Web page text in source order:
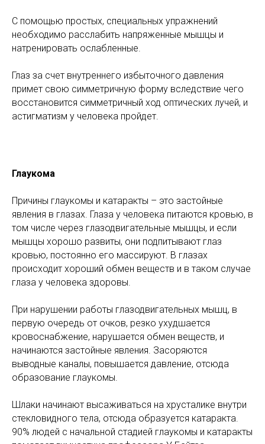
С помощью простых, специальных упражнений
необходимо расслабить напряженные мышцы и
натренировать ослабленные.
Глаз за счет внутреннего избыточного давления
примет свою симметричную форму вследствие чего
восстановится симметричный ход оптических лучей, и
астигматизм у человека пройдет.
Глаукома
Причины глаукомы и катаракты – это застойные
явления в глазах. Глаза у человека питаются кровью, в
том числе через глазодвигательные мышцы, и если
мышцы хорошо развиты, они подпитывают глаз
кровью, постоянно его массируют. В глазах
происходит хороший обмен веществ и в таком случае
глаза у человека здоровы.
При нарушении работы глазодвигательных мышц, в
первую очередь от очков, резко ухудшается
кровоснабжение, нарушается обмен веществ, и
начинаются застойные явления. Засоряются
выводные каналы, повышается давление, отсюда
образование глаукомы.
Шлаки начинают высаживаться на хрусталике внутри
стекловидного тела, отсюда образуется катаракта.
90% людей с начальной стадией глаукомы и катаракты